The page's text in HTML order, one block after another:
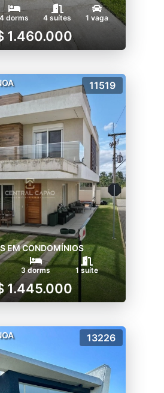
4 dorms 4 suítes 1 vaga
1.460.000
11519
EM CONDOMÍNIOS
3 dorms 1 suíte
1.445.000
13226